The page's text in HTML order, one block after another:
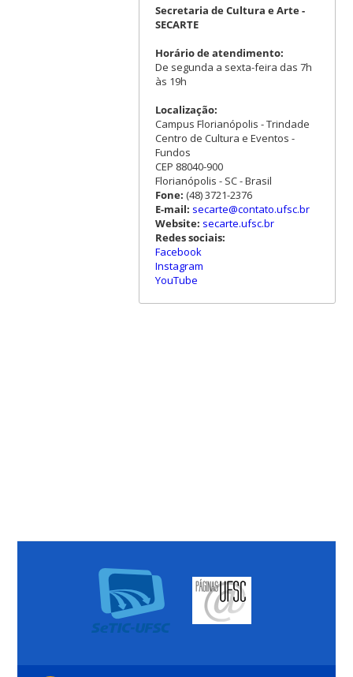
Secretaria de Cultura e Arte -
SECARTE
Horário de atendimento:
De segunda a sexta-feira das 7h
às 19h
Localização:
Campus Florianópolis - Trindade
Centro de Cultura e Eventos -
Fundos
CEP 88040-900
Florianópolis - SC - Brasil
Fone: (48) 3721-2376
E-mail: secarte@contato.ufsc.br
Website: secarte.ufsc.br
Redes sociais:
Facebook
Instagram
YouTube